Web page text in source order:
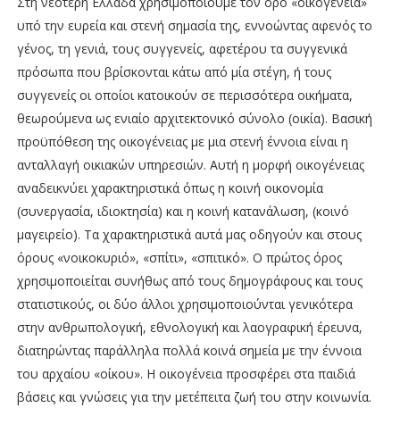
υπό την ευρεία και στενή σημασία της, εννοώντας αφενός το
γένος, τη γενιά, τους συγγενείς, αφετέρου τα συγγενικά
πρόσωπα που βρίσκονται κάτω από μία στέγη, ή τους
συγγενείς οι οποίοι κατοικούν σε περισσότερα οικήματα,
θεωρούμενα ως ενιαίο αρχιτεκτονικό σύνολο (οικία). Βασική
προϋπόθεση της οικογένειας με μια στενή έννοια είναι η
ανταλλαγή οικιακών υπηρεσιών. Αυτή η μορφή οικογένειας
αναδεικνύει χαρακτηριστικά όπως η κοινή οικονομία
(συνεργασία, ιδιοκτησία) και η κοινή κατανάλωση, (κοινό
μαγειρείο). Τα χαρακτηριστικά αυτά μας οδηγούν και στους
όρους «νοικοκυριό», «σπίτι», «σπιτικό». Ο πρώτος όρος
χρησιμοποιείται συνήθως από τους δημογράφους και τους
στατιστικούς, οι δύο άλλοι χρησιμοποιούνται γενικότερα
στην ανθρωπολογική, εθνολογική και λαογραφική έρευνα,
διατηρώντας παράλληλα πολλά κοινά σημεία με την έννοια
του αρχαίου «οίκου». Η οικογένεια προσφέρει στα παιδιά
βάσεις και γνώσεις για την μετέπειτα ζωή του στην κοινωνία.